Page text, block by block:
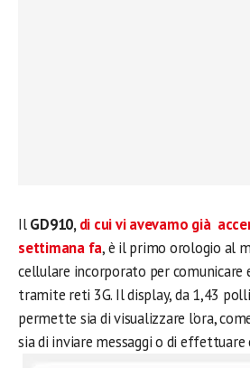
IlGD910,di cui vi avevamo già
settimana fa, è il primo orologio al
cellulare incorporato per comunicare
tramite reti 3G. Il display, da 1,43
permette sia di visualizzare l’ora,
sia di inviare messaggi o di effettuare